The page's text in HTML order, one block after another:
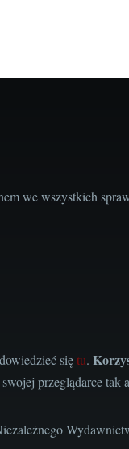
we wszystkich
siętu.
przeglądarce tak